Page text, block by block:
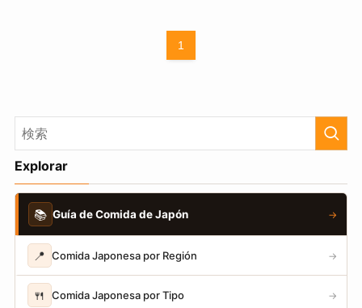
1
Explorar
📚 Guía de Comida de Japón →
📍 Comida Japonesa por Región →
🍴 Comida Japonesa por Tipo →